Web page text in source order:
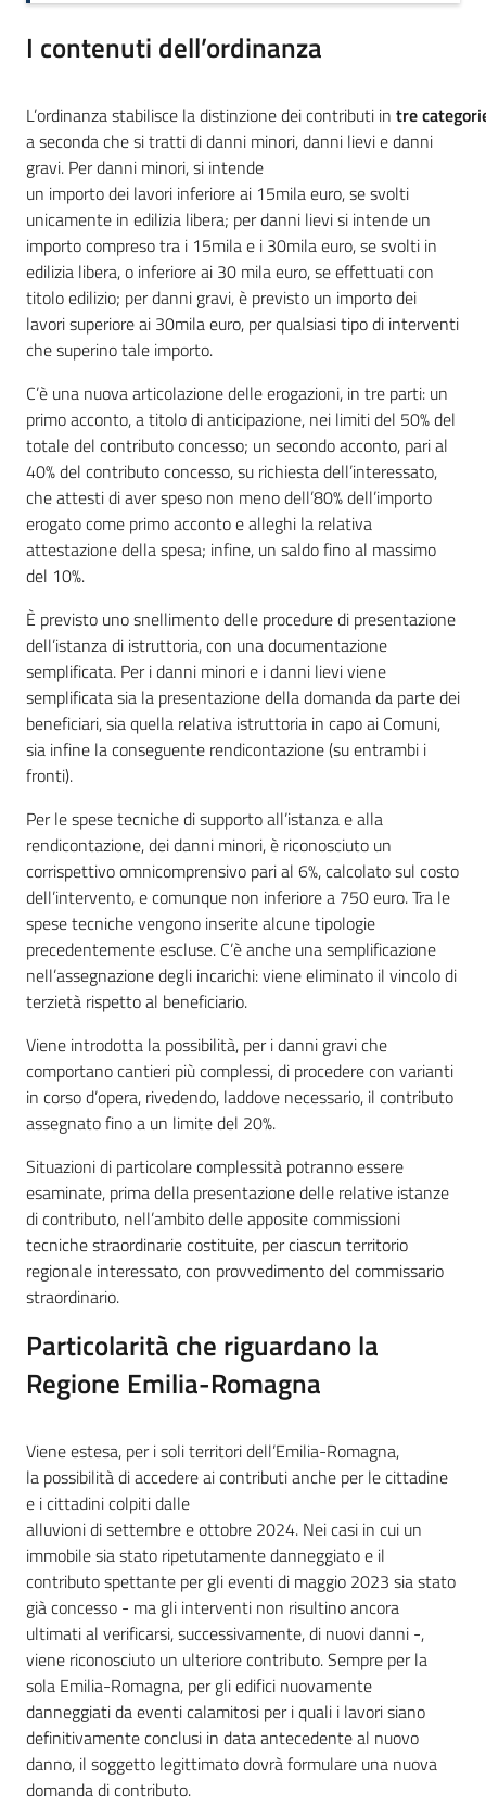
I contenuti dell’ordinanza
L’ordinanza stabilisce la distinzione dei contributi in tre
a seconda che si tratti di danni minori, danni lievi e danni
gravi. Per danni minori, si intende
un importo dei lavori inferiore ai 15mila euro, se svolti
unicamente in edilizia libera; per danni lievi si intende un
importo compreso tra i 15mila e i 30mila euro, se svolti in
edilizia libera, o inferiore ai 30 mila euro, se effettuati con
titolo edilizio; per danni gravi, è previsto un importo dei
lavori superiore ai 30mila euro, per qualsiasi tipo di interventi
che superino tale importo.
C’è una nuova articolazione delle erogazioni, in tre parti: un
primo acconto, a titolo di anticipazione, nei limiti del 50% del
totale del contributo concesso; un secondo acconto, pari al
40% del contributo concesso, su richiesta dell’interessato,
che attesti di aver speso non meno dell’80% dell’importo
erogato come primo acconto e alleghi la relativa
attestazione della spesa; infine, un saldo fino al massimo
del 10%.
È previsto uno snellimento delle procedure di presentazione
dell’istanza di istruttoria, con una documentazione
semplificata. Per i danni minori e i danni lievi viene
semplificata sia la presentazione della domanda da parte dei
beneficiari, sia quella relativa istruttoria in capo ai Comuni,
sia infine la conseguente rendicontazione (su entrambi i
fronti).
Per le spese tecniche di supporto all’istanza e alla
rendicontazione, dei danni minori, è riconosciuto un
corrispettivo omnicomprensivo pari al 6%, calcolato sul costo
dell’intervento, e comunque non inferiore a 750 euro. Tra le
spese tecniche vengono inserite alcune tipologie
precedentemente escluse. C’è anche una semplificazione
nell’assegnazione degli incarichi: viene eliminato il vincolo di
terzietà rispetto al beneficiario.
Viene introdotta la possibilità, per i danni gravi che
comportano cantieri più complessi, di procedere con varianti
in corso d’opera, rivedendo, laddove necessario, il contributo
assegnato fino a un limite del 20%.
Situazioni di particolare complessità potranno essere
esaminate, prima della presentazione delle relative istanze
di contributo, nell’ambito delle apposite commissioni
tecniche straordinarie costituite, per ciascun territorio
regionale interessato, con provvedimento del commissario
straordinario.
Particolarità che riguardano la
Regione Emilia-Romagna
Viene estesa, per i soli territori dell’Emilia-Romagna,
la possibilità di accedere ai contributi anche per le cittadine
e i cittadini colpiti dalle
alluvioni di settembre e ottobre 2024. Nei casi in cui un
immobile sia stato ripetutamente danneggiato e il
contributo spettante per gli eventi di maggio 2023 sia stato
già concesso - ma gli interventi non risultino ancora
ultimati al verificarsi, successivamente, di nuovi danni -,
viene riconosciuto un ulteriore contributo. Sempre per la
sola Emilia-Romagna, per gli edifici nuovamente
danneggiati da eventi calamitosi per i quali i lavori siano
definitivamente conclusi in data antecedente al nuovo
danno, il soggetto legittimato dovrà formulare una nuova
domanda di contributo.